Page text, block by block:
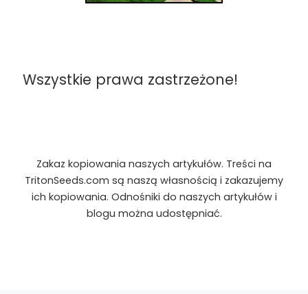
Wszystkie prawa zastrzeżone!
Zakaz kopiowania naszych artykułów. Treści na
TritonSeeds.com są naszą własnością i zakazujemy
ich kopiowania. Odnośniki do naszych artykułów i
blogu można udostępniać.